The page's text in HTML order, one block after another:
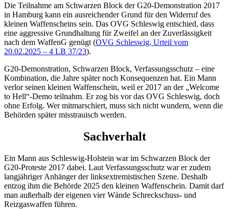
Die Teilnahme am Schwarzen Block der G20-Demonstration 2017
in Hamburg kann ein ausreichender Grund für den Widerruf des
kleinen Waffenscheins sein. Das OVG Schleswig entschied, dass
eine aggressive Grundhaltung für Zweifel an der Zuverlässigkeit
nach dem WaffenG genügt (OVG Schleswig, Urteil vom
20.02.2025 – 4 LB 37/23).
G20-Demonstration, Schwarzen Block, Verfassungsschutz – eine
Kombination, die Jahre später noch Konsequenzen hat. Ein Mann
verlor seinen kleinen Waffenschein, weil er 2017 an der „Welcome
to Hell“-Demo teilnahm. Er zog bis vor das OVG Schleswig, doch
ohne Erfolg. Wer mitmarschiert, muss sich nicht wundern, wenn die
Behörden später misstrauisch werden.
Sachverhalt
Ein Mann aus Schleswig-Holstein war im Schwarzen Block der
G20-Proteste 2017 dabei. Laut Verfassungsschutz war er zudem
langjähriger Anhänger der linksextremistischen Szene. Deshalb
entzog ihm die Behörde 2025 den kleinen Waffenschein. Damit darf
man außerhalb der eigenen vier Wände Schreckschuss- und
Reizgaswaffen führen.